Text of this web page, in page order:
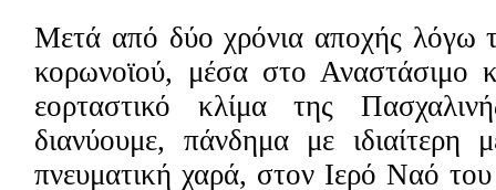
Μετά από δύο χρόνια αποχής λόγω
κορωνοϊού, μέσα στο Αναστάσιμο
εορταστικό κλίμα της
διανύουμε, πάνδημα με ιδιαίτερη
πνευματική χαρά, στον Ιερό Ναό